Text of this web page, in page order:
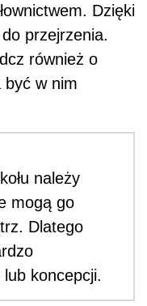
Dzięki
przejrzenia.
również o
być w nim
należy
mogą go
Dlatego
koncepcji.